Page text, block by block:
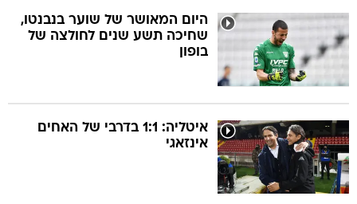
היום המאושר של שוער בנבנטו,
שחיכה תשע שנים לחולצה של
בופון
איטליה: 1:1 בדרבי של האחים
אינזאגי